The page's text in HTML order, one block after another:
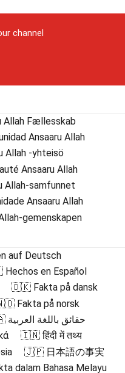
channel
Fællesskab
Ansaaru Allah
Allah -yhteisö
Ansaaru Allah
samfunnet
Ansaaru Allah
gemenskapen
auf Deutsch
en Español
🇩🇰 Fakta på dansk
Fakta på norsk
🇸🇦 حقائق باللغة العربية
🇮🇳 हिंदी में तथ्य
🇯🇵 日本語の事実
dalam Bahasa Melayu